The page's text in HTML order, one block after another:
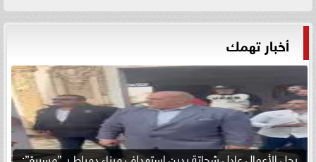
أخبار تهمك
رجل الأعمال عادل شحاتة يدين استهداف ميناء دمياط بـ ”مسيرة”: